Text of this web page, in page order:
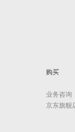
购买
业务咨询
京东旗舰